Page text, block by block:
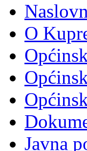
O
Javna